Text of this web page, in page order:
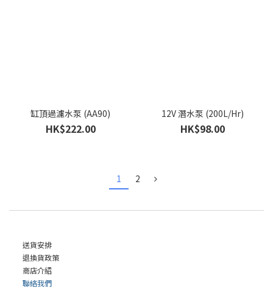
缸頂過濾水泵 (AA90)
HK$222.00
12V 潛水泵 (200L/Hr)
HK$98.00
1 2
送貨安排
退換貨政策
商店介紹
聯絡我們